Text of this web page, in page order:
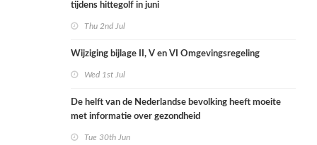
tijdens hittegolf in juni
Thu 2nd Jul
Wijziging bijlage II, V en VI Omgevingsregeling
Wed 1st Jul
De helft van de Nederlandse bevolking heeft moeite
met informatie over gezondheid
Tue 30th Jun